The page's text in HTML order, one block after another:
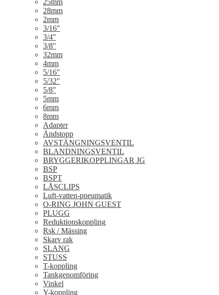
28mm
2mm
3/16"
3/4"
3/8"
32mm
4mm
5/16"
5/32"
5/8"
5mm
6mm
8mm
Adapter
Ändstopp
AVSTÄNGNINGSVENTIL
BLANDNINGSVENTIL
BRYGGERIKOPPLINGAR JG
BSP
BSPT
LÅSCLIPS
Luft-vatten-pneumatik
O-RING JOHN GUEST
PLUGG
Reduktionskoppling
Rsk / Mässing
Skarv rak
SLANG
STUSS
T-koppling
Tankgenomföring
Vinkel
Y-koppling